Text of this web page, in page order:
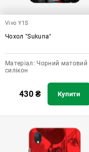
Vivo Y1S
Чохол "Sukuna"
Матеріал: Чорний матовий
силікон
430₴ Купити